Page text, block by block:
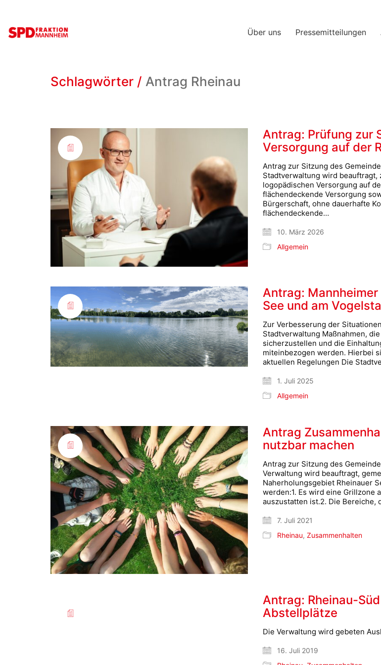
Über uns Pressemitteilungen
Schlagwörter / Antrag Rheinau
Antrag: Prüfung zur
Versorgung auf der
Antrag zur Sitzung des
Stadtverwaltung wird
logopädischen Versorgung auf
flächendeckende Versorgung
Bürgerschaft, ohne dauerhafte
flächendeckende…
10. März 2026
Allgemein
Antrag:
See und am
Zur Verbesserung der
Stadtverwaltung Maßnahmen,
sicherzustellen und die
miteinbezogen werden. Hierbei
aktuellen Regelungen Die
1. Juli 2025
Allgemein
Antrag
nutzbar machen
Antrag zur Sitzung des
Verwaltung wird beauftragt,
Naherholungsgebiet Rheinauer
werden:1. Es wird eine Grillzone
auszustatten ist.2. Die
7. Juli 2021
Rheinau, Zusammenhalten
Antrag: Rheinau-
Abstellplätze
Die Verwaltung wird gebeten
16. Juli 2019